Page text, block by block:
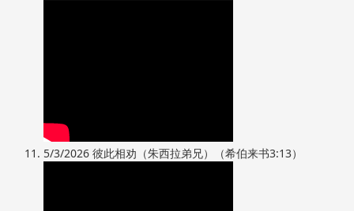
5/3/2026 彼此相劝（朱西拉弟兄）（希伯来书3:13）